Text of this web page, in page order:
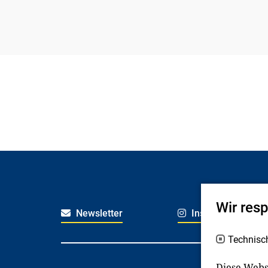
Newsletter Instagram
Wir